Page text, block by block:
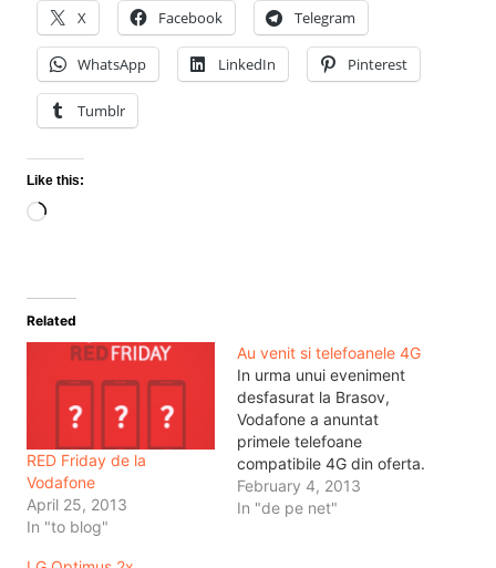
X Facebook Telegram
WhatsApp LinkedIn Pinterest
Tumblr
Like this:
Loading…
Related
RED Friday de la
Vodafone
April 25, 2013
In "to blog"
Au venit si telefoanele 4G
In urma unui eveniment
desfasurat la Brasov,
Vodafone a anuntat
primele telefoane
compatibile 4G din oferta.
Acestea sunt Samsung
Galaxy S3 LTE si HTC
February 4, 2013
In "de pe net"